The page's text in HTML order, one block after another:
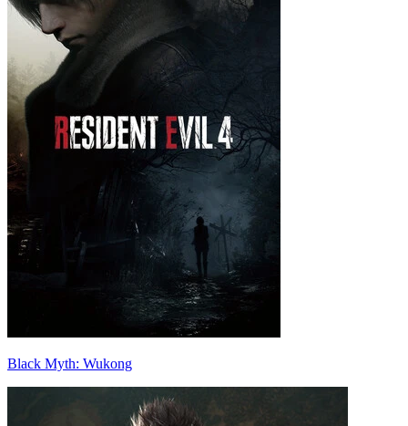
Black Myth: Wukong